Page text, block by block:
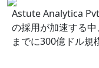
Astute Analytica
の採用が加速する
までに300億ドル規